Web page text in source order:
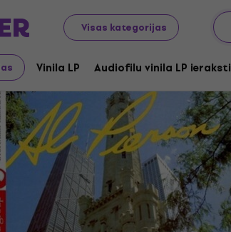
Visas kategorijas
Vinila LP Audiofilu vinila LP ieraksti
Mūzikas CD